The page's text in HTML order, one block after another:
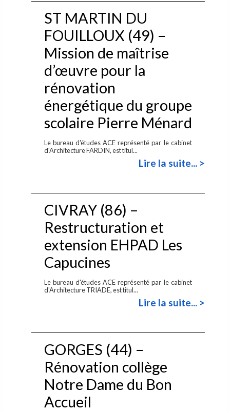
ST MARTIN DU
FOUILLOUX (49) –
Mission de maîtrise
d’œuvre pour la
rénovation
énergétique du groupe
scolaire Pierre Ménard
Le bureau d'études ACE représenté par le cabinet
d'Architecture FARDIN, est titul...
Lire la suite... >
CIVRAY (86) –
Restructuration et
extension EHPAD Les
Capucines
Le bureau d'études ACE représenté par le cabinet
d'Architecture TRIADE, est titul...
Lire la suite... >
GORGES (44) –
Rénovation collège
Notre Dame du Bon
Accueil